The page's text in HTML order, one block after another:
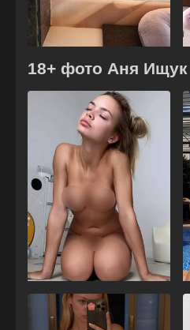
18+ фото Аня Ищук